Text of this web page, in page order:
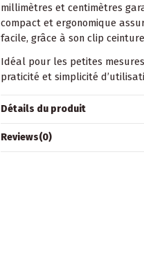
millimètres et centimètres
compact et ergonomique
facile, grâce à son clip
Idéal pour les petites
praticité et simplicité
Détails du produit
Reviews(0)